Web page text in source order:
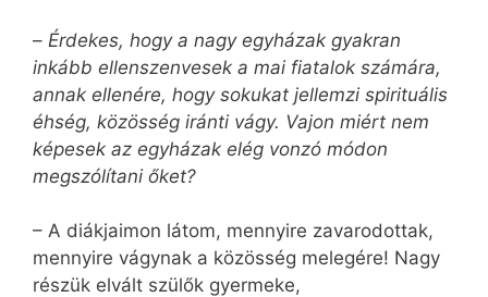
– Érdekes, hogy a nagy egyházak gyakran
inkább ellenszenvesek a mai fiatalok számára,
annak ellenére, hogy sokukat jellemzi spirituális
éhség, közösség iránti vágy. Vajon miért nem
képesek az egyházak elég vonzó módon
megszólítani őket?
– A diákjaimon látom, mennyire zavarodottak,
mennyire vágynak a közösség melegére! Nagy
részük elvált szülők gyermeke,